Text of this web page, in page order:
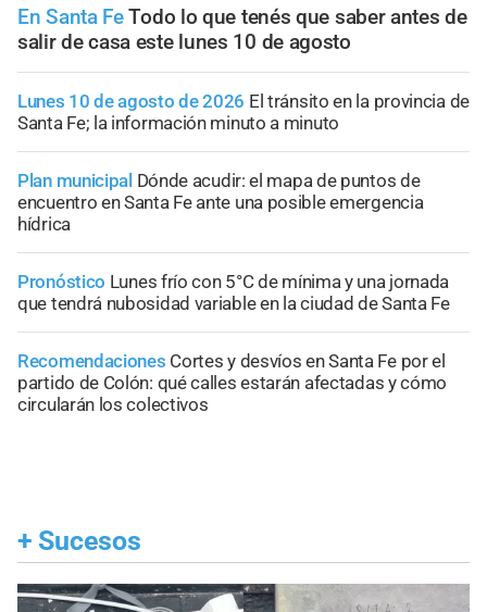
En Santa FeTodo lo que tenés que saber antes de
salir de casa este lunes 10 de agosto
Lunes 10 de agosto de 2026 El tránsito en la provincia de
Santa Fe; la información minuto a minuto
Plan municipal Dónde acudir: el mapa de puntos de
encuentro en Santa Fe ante una posible emergencia
hídrica
Pronóstico Lunes frío con 5°C de mínima y una jornada
que tendrá nubosidad variable en la ciudad de Santa Fe
Recomendaciones Cortes y desvíos en Santa Fe por el
partido de Colón: qué calles estarán afectadas y cómo
circularán los colectivos
+ Sucesos